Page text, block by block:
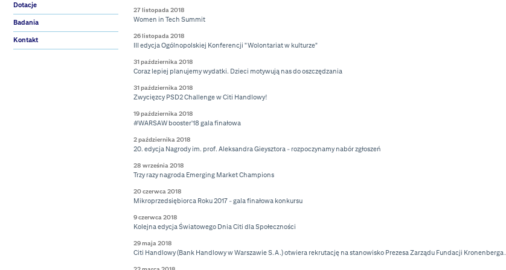
Dotacje
Badania
Kontakt
27 listopada 2018
Women in Tech Summit
26 listopada 2018
III edycja Ogólnopolskiej Konferencji "Wolontariat w kulturze"
31 października 2018
Coraz lepiej planujemy wydatki. Dzieci motywują nas do oszczędzania
31 października 2018
Zwycięzcy PSD2 Challenge w Citi Handlowy!
19 października 2018
#WARSAW booster'18 gala finałowa
2 października 2018
20. edycja Nagrody im. prof. Aleksandra Gieysztora - rozpoczynamy nabór zgłoszeń
28 września 2018
Trzy razy nagroda Emerging Market Champions
20 czerwca 2018
Mikroprzedsiębiorca Roku 2017 - gala finałowa konkursu
9 czerwca 2018
Kolejna edycja Światowego Dnia Citi dla Społeczności
29 maja 2018
Citi Handlowy (Bank Handlowy w Warszawie S.A.) otwiera rekrutację na stanowisko Prezesa Zarządu Fundacji Kronenberga.